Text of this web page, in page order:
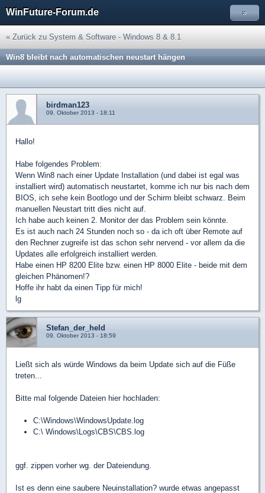
WinFuture-Forum.de »
« Zurück zu System & Software - Windows 8 & 8.1
Win8 bleibt nach automatischen neustart hängen
birdman123
09. Oktober 2013 - 18:11
Hallo!
Habe folgendes Problem:
Wenn Win8 nach einer Update Installation (und dabei ist egal was
installiert wird) automatisch neustartet, komme ich nur bis nach dem
BIOS, ich sehe kein Bootlogo und der Schirm bleibt schwarz. Beim
manuellen Neustart tritt dies nicht auf.
Ich habe auch keinen 2. Monitor der das Problem sein könnte.
Es ist auch nach 24 Stunden noch so - da ich oft über Remote auf
den Rechner zugreife ist das schon sehr nervend - vor allem da die
Updates alle erfolgreich installiert werden.
Habe einen HP 8200 Elite bzw. einen HP 8000 Elite - beide mit dem
gleichen Phänomen!?
Hoffe ihr habt da einen Tipp für mich!
lg
Stefan_der_held
09. Oktober 2013 - 18:59
Ließt sich als würde Windows da beim Update sich auf die Füße
treten...
Bitte mal folgende Dateien hier hochladen:
C:\Windows\WindowsUpdate.log
C:\ Windows\Logs\CBS\CBS.log
ggf. zippen vorher wg. der Dateiendung.
Ist es denn eine saubere Neuinstallation? wurde etwas angepasst